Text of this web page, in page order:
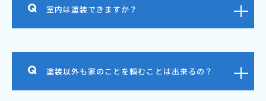
室内は塗装できますか？
塗装以外も家のことを頼むことは出来るの？